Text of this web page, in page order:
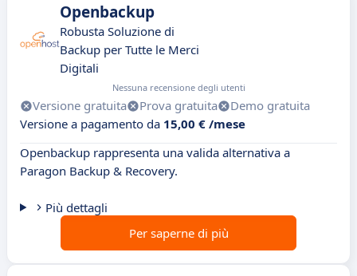
Openbackup
Robusta Soluzione di
Backup per Tutte le Merci
Digitali
Nessuna recensione degli utenti
Versione gratuita Prova gratuita
Demo gratuita
Versione a pagamento da 15,00 € /mese
Openbackup rappresenta una valida alternativa a
Paragon Backup & Recovery.
Più dettagli
Per saperne di più